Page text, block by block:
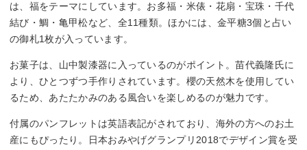
は、福をテーマにしています。お多福・米俵・花扇・宝珠・千代
結び・鯛・亀甲松など、全11種類。ほかには、金平糖3個と占い
の御札1枚が入っています。
お菓子は、山中製漆器に入っているのがポイント。苗代義隆氏に
より、ひとつずつ手作りされています。櫻の天然木を使用してい
るため、あたたかみのある風合いを楽しめるのが魅力です。
付属のパンフレットは英語表記がされており、海外の方へのお土
産にもぴったり。日本おみやげグランプリ2018でデザイン賞を受